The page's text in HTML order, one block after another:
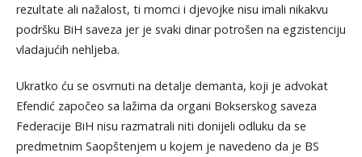
rezultate ali nažalost, ti momci i djevojke nisu imali nikakvu
podršku BiH saveza jer je svaki dinar potrošen na egzistenciju
vladajućih nehljeba.
Ukratko ću se osvrnuti na detalje demanta, koji je advokat
Efendić započeo sa lažima da organi Bokserskog saveza
Federacije BiH nisu razmatrali niti donijeli odluku da se
predmetnim Saopštenjem u kojem je navedeno da je BS